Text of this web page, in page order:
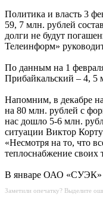
Политика и власть 3
59, 7 млн. рублей
долги не будут
Телеинформ»
По данным на 1
Прибайкальский – 4, 5
Напомним, в декабре
на 80 млн. рублей с
нас дошло 5-6 млн.
ситуации Виктор
«Несмотря на то, что
теплоснабжение
В январе ОАО «СУЭК»
Заметили опечатку? Выделите